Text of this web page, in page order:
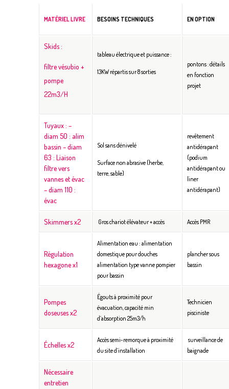
MATÉRIEL LIVRE BESOINS TECHNIQUES EN OPTION
Skids :
filtre vésubio +
pompe
22m3/H
tableau électrique et puissance :
13KW répartis sur 8 sorties
pontons : détails
en fonction
projet
Tuyaux : –
diam 50 : alim
bassin – diam
63 : Liaison
filtre vers
vannes et évac
– diam 110 :
évac
Sol sans dénivelé
Surface non abrasive (herbe,
terre, sable)
revêtement
antidérapant
(podium
antidérapant ou
liner
antidérapant)
Skimmers x2 Gros chariot élévateur + accès Accès PMR
Régulation
hexagone x1
Alimentation eau : alimentation
domestique pour douches
alimentation type vanne pompier
pour bassin
plancher sous
bassin
Pompes
doseuses x2
Égouts à proximité pour
évacuation, capacité min
d’absorption 25m3/h
Technicien
pisciniste
Échelles x2
Accès semi-remorque à proximité
du site d’installation
surveillance de
baignade
Nécessaire
entretien